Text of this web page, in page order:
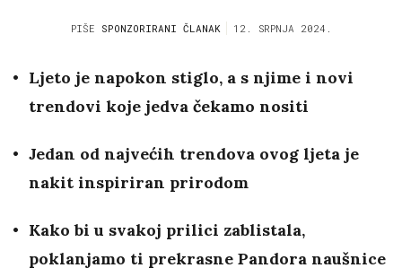
PIŠE SPONZORIRANI ČLANAK 12. SRPNJA 2024.
Ljeto je napokon stiglo, a s njime i novi
trendovi koje jedva čekamo nositi
Jedan od najvećih trendova ovog ljeta je
nakit inspiriran prirodom
Kako bi u svakoj prilici zablistala,
poklanjamo ti prekrasne Pandora naušnice